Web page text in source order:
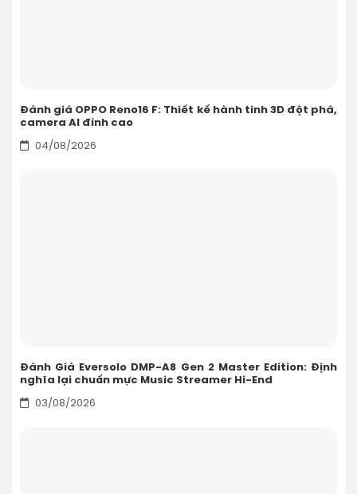
Đánh giá OPPO Reno16 F: Thiết kế hành tinh 3D đột phá,
camera AI đỉnh cao
04/08/2026
Đánh Giá Eversolo DMP-A8 Gen 2 Master Edition: Định
nghĩa lại chuẩn mực Music Streamer Hi-End
03/08/2026